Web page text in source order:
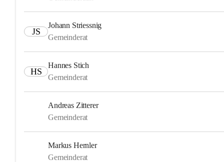
JS
Johann Striessnig
Gemeinderat
HS
Hannes Stich
Gemeinderat
Andreas Zitterer
Gemeinderat
Markus Hernler
Gemeinderat